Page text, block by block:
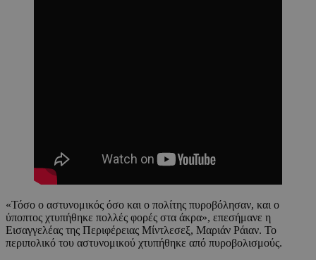
«Τόσο ο αστυνομικός όσο και ο πολίτης πυροβόλησαν, και ο
ύποπτος χτυπήθηκε πολλές φορές στα άκρα», επεσήμανε η
Εισαγγελέας της Περιφέρειας Μίντλεσεξ, Μαριάν Ράιαν. Το
περιπολικό του αστυνομικού χτυπήθηκε από πυροβολισμούς.